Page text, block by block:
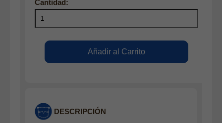
DESCRIPCIÓN